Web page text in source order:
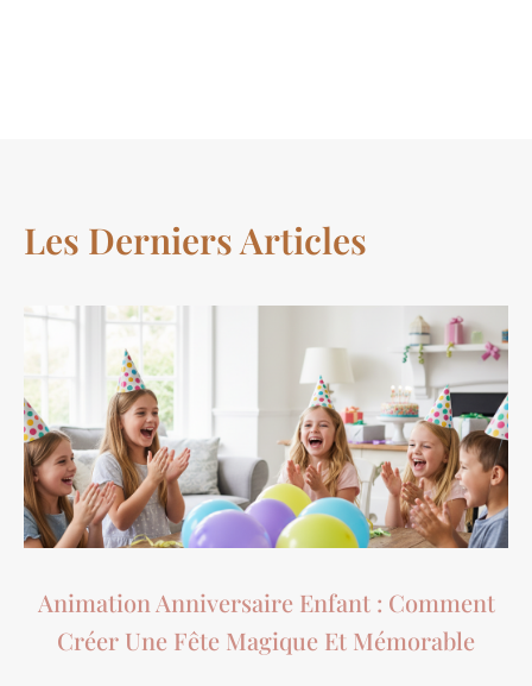
Les Derniers Articles
Animation Anniversaire Enfant : Comment
Créer Une Fête Magique Et Mémorable